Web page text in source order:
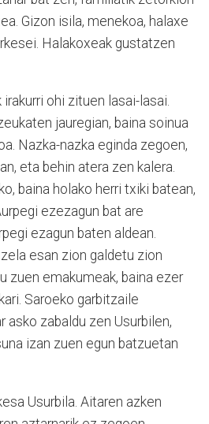
Gizon isila, menekoa, halaxe
Halakoxeak gustatzen
irakurri ohi zituen lasai-lasai.
jauregian, baina soinua
Nazka-nazka eginda zegoen,
eta behin atera zen kalera.
baina holako herri txiki batean,
ezezagun bat are
ezagun baten aldean.
esan zion galdetu zion
zuen emakumeak, baina ezer
Saroeko garbitzaile
asko zabaldu zen Usurbilen,
izan zuen egun batzuetan
Usurbila. Aitaren azken